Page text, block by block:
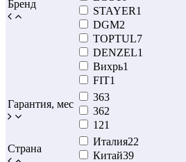
Бренд
STAYER1
DGM2
TOPTUL7
DENZEL1
Вихрь1
FIT1
Гарантия, мес
363
362
121
Страна
Италия22
Китай39